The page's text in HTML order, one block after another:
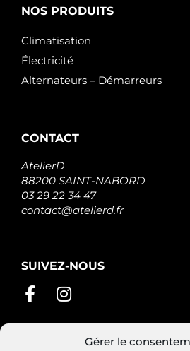
Gérer le
NOS PRODUITS
Climatisation
Électricité
Alternateurs – Démarreurs
CONTACT
AtelierD
88200 SAINT-NABORD
03 29 22 34 47
contact@atelierd.fr
SUIVEZ-NOUS